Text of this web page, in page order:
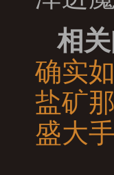
相
确实
盐矿
盛大